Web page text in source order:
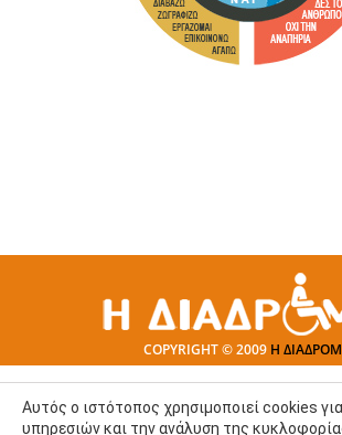
COPYRIGHT © 2009 Η
Αυτός ο ιστότοπος χρησιμοποιεί cookies
υπηρεσιών και την ανάλυση της